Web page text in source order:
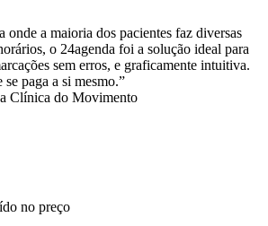
onde a maioria dos pacientes faz diversas
o 24agenda foi a solução ideal para
sem erros, e graficamente intuitiva.
paga a si mesmo.”
Clínica do Movimento
no preço